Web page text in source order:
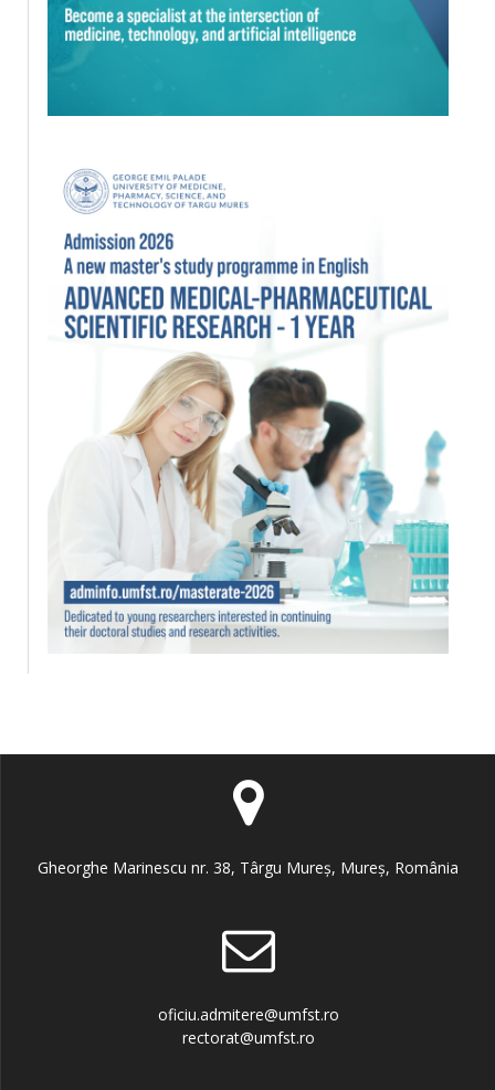
Gheorghe Marinescu nr. 38, Târgu Mureș, Mureș, România
oficiu.admitere@umfst.ro
rectorat@umfst.ro